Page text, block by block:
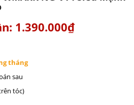
1.390.000₫
tháng
sau
tóc)